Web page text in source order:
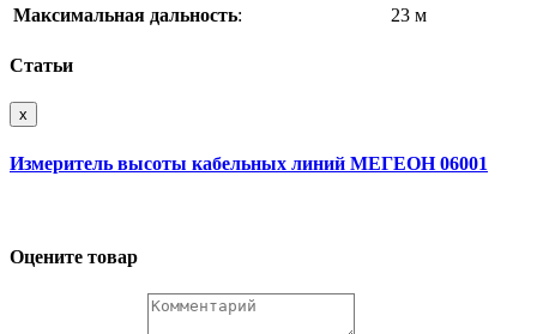
Максимальная дальность: 23 м
Статьи
x
Измеритель высоты кабельных линий МЕГЕОН 06001
Оцените товар